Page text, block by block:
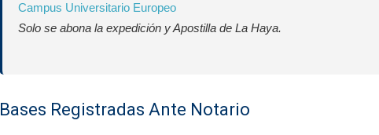
Campus Universitario Europeo
Solo se abona la expedición y Apostilla de La Haya.
Bases Registradas Ante Notario